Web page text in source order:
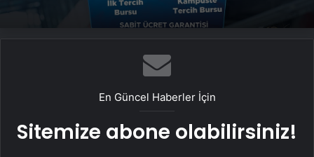
En Güncel Haberler İçin
Sitemize abone olabilirsiniz!